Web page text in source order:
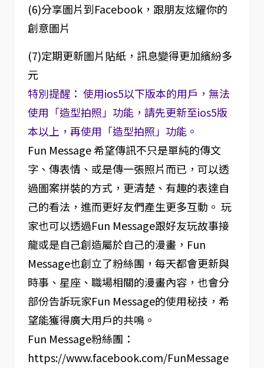
(6)分享圖片到Facebook，跟朋友炫耀你的
創意圖片
(7)定期更新圖片貼紙，訊息變得更加繽紛多
元
特別提醒： 使用ios5以下版本的用戶，無法
使用「造型拍照」功能，請先更新至ios5版
本以上，再使用「造型拍照」功能。
Fun Message 希望傳訊不只是單純的傳文
字、傳表情、或是傳一張照片而已，可以透
過圖案拼裝的方式，更清楚、有趣的表達自
己的看法，進而更好友們產生更多互動。 玩
家也可以透過Fun Message跟好友玩故事接
龍或是自己創造屬於自己的漫畫，Fun
Message也創立了粉絲團，每天都會更新與
時事、星座、職場相關的漫畫內容，也會分
部份告訴玩家Fun Message的使用秘技，希
望能獲得廣大用戶的共鳴。
Fun Message粉絲團：
https://www.facebook.com/FunMessage